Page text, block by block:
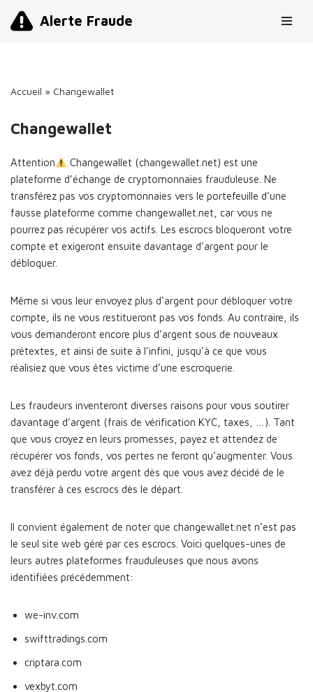
Alerte Fraude
Accueil » Changewallet
Changewallet
Attention
Changewallet (changewallet.net) est une
plateforme d’échange de cryptomonnaies frauduleuse. Ne
transférez pas vos cryptomonnaies vers le portefeuille d’une
fausse plateforme comme changewallet.net, car vous ne
pourrez pas récupérer vos actifs. Les escrocs bloqueront votre
compte et exigeront ensuite davantage d’argent pour le
débloquer.
Même si vous leur envoyez plus d’argent pour débloquer votre
compte, ils ne vous restitueront pas vos fonds. Au contraire, ils
vous demanderont encore plus d’argent sous de nouveaux
prétextes, et ainsi de suite à l’infini, jusqu’à ce que vous
réalisiez que vous êtes victime d’une escroquerie.
Les fraudeurs inventeront diverses raisons pour vous soutirer
davantage d’argent (frais de vérification KYC, taxes, …). Tant
que vous croyez en leurs promesses, payez et attendez de
récupérer vos fonds, vos pertes ne feront qu’augmenter. Vous
avez déjà perdu votre argent dès que vous avez décidé de le
transférer à ces escrocs dès le départ.
Il convient également de noter que changewallet.net n’est pas
le seul site web géré par ces escrocs. Voici quelques-unes de
leurs autres plateformes frauduleuses que nous avons
identifiées précédemment:
we-inv.com
swifttradings.com
criptara.com
vexbyt.com